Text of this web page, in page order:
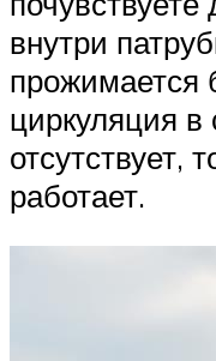
внутри
прожимается
циркуляция
отсутствует,
работает.